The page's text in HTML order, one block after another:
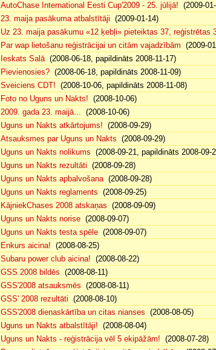
AutoChase International Eesti Cup'2009 - 25. jūlijā! (2009-
23. maija pasākuma atbalstītāji (2009-01-14)
Uz 23. maija pasākumu «12 ķebļi» pieteiktas 37, reģistrētas
Par wap lietošanu reģistrācijai un citām vajadzībām (2009-
Ieskats Salā(2008-06-18, papildināts 2008-11-17)
Pievienosies? (2008-06-18, papildināts 2008-11-09)
Sveiciens CDT! (2008-10-06, papildināts 2008-11-08)
Foto no Uguns un Nakts! (2008-10-06)
2009. gada 23. maijā... (2008-10-06)
Uguns un Nakts atkārtojums! (2008-09-29)
Atsauksmes par Uguns un Nakts (2008-09-29)
Uguns un Nakts nolikums (2008-09-21, papildināts 2008-09-
Uguns un Nakts rezultāti (2008-09-28)
Uguns un Nakts apbalvošana(2008-09-28)
Uguns un Nakts reglaments (2008-09-25)
KājniekChases 2008 atskaņas (2008-09-09)
Uguns un Nakts norise (2008-09-07)
Uguns un Nakts testa spēle (2008-09-07)
Enkurs aicina! (2008-08-25)
Subaru power club aicina! (2008-08-22)
GSS 2008 bildēs (2008-08-11)
GSS'2008 atsauksmēs (2008-08-11)
GSS' 2008 rezultāti (2008-08-10)
GSS'2008 dienaskārtība un citas nianses (2008-08-05)
Uguns un Nakts atbalstītāji! (2008-08-04)
Uguns un Nakts - reģistrācija vēl 5 ekipāžām! (2008-07-28)